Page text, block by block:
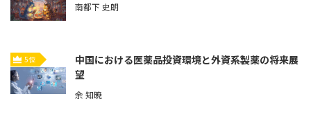
南都下 史朗
5位
中国における医薬品投資環境と外資系製薬の将来展
望
余 知暁